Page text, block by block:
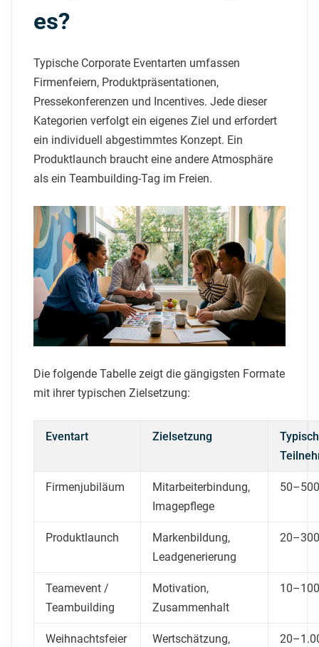
es?
Typische Corporate Eventarten umfassen
Firmenfeiern, Produktpräsentationen,
Pressekonferenzen und Incentives. Jede dieser
Kategorien verfolgt ein eigenes Ziel und erfordert
ein individuell abgestimmtes Konzept. Ein
Produktlaunch braucht eine andere Atmosphäre
als ein Teambuilding-Tag im Freien.
Die folgende Tabelle zeigt die gängigsten Formate
mit ihrer typischen Zielsetzung:
Eventart Zielsetzung
Firmenjubiläum
Mitarbeiterbindung,
Imagepflege
50–500
Produktlaunch
Markenbildung,
Leadgenerierung
20–300
Teamevent /
Teambuilding
Motivation,
Zusammenhalt
10–100
Weihnachtsfeier
Wertschätzung,